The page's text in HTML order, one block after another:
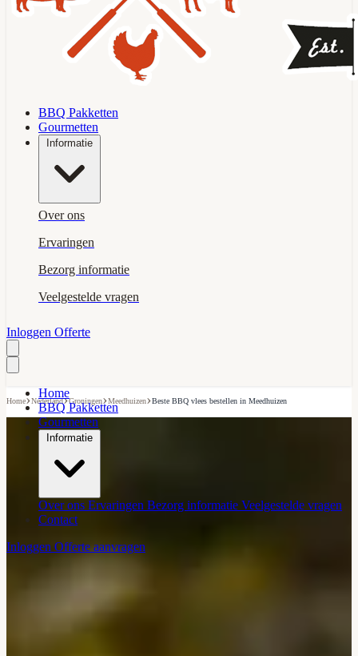
BBQ Pakketten
Gourmetten
Informatie
Over ons
Ervaringen
Bezorg informatie
Veelgestelde vragen
Inloggen Offerte
Home
BBQ Pakketten
Gourmetten
Informatie
Over ons Ervaringen Bezorg informatie Veelgestelde vragen
Contact
Inloggen Offerte aanvragen
Home›Nederland›Groningen›Meedhuizen›Beste BBQ vlees bestellen in Meedhuizen